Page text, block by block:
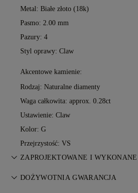
Metal: Białe złoto (18k)
Pasmo: 2.00 mm
Pazury: 4
Styl oprawy: Claw
Akcentowe kamienie:
Rodzaj: Naturalne diamenty
Waga całkowita: approx. 0.28ct
Ustawienie: Claw
Kolor: G
Przejrzystość: VS
ZAPROJEKTOWANE I
Sztuka jubilerska dopracowana do
DOŻYWOTNIA GWARANCJA